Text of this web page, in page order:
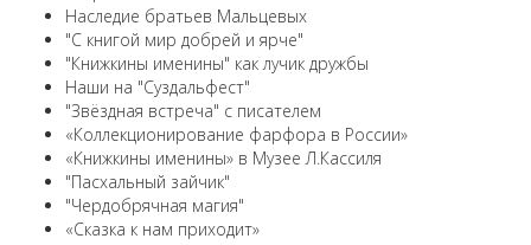
Наследие братьев Мальцевых
"С книгой мир добрей и ярче"
"Книжкины именины" как лучик дружбы
Наши на "Суздальфест"
"Звёздная встреча" с писателем
«Коллекционирование фарфора в России»
«Книжкины именины» в Музее Л.Кассиля
"Пасхальный зайчик"
"Чердобрячная магия"
«Сказка к нам приходит»